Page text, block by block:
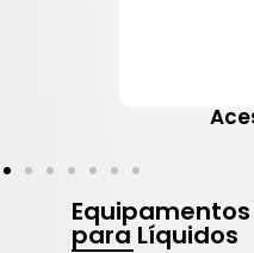
Equipamentos
para Líquidos